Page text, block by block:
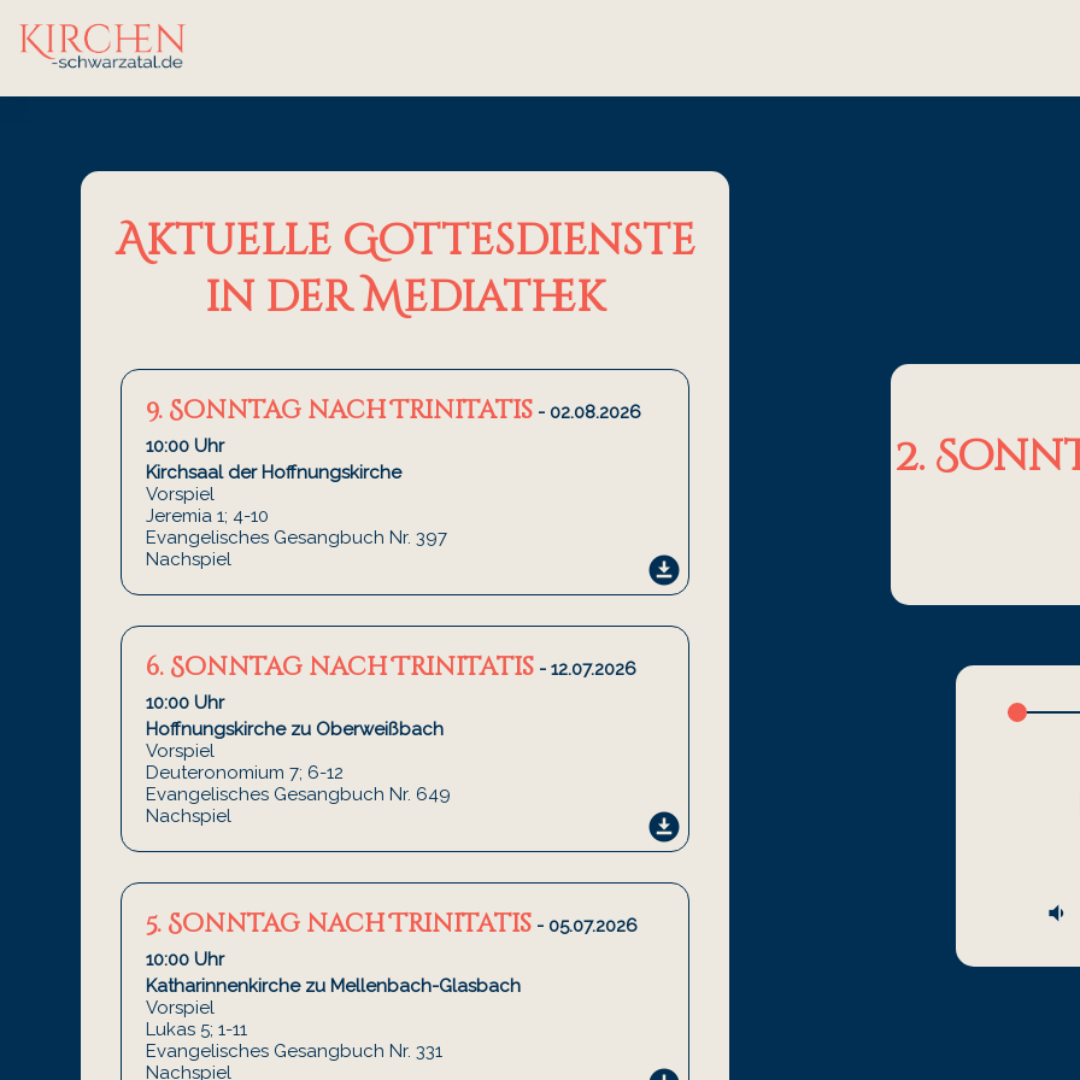
Aktuelle Gottesdienste
in der Mediathek
9. Sonntag nach Trinitatis- 02.08.2026
10:00 Uhr
Kirchsaal der Hoffnungskirche
Vorspiel
Jeremia 1; 4-10
Evangelisches Gesangbuch Nr. 397
Nachspiel
download_for_offline
6. Sonntag nach Trinitatis- 12.07.2026
10:00 Uhr
Hoffnungskirche zu Oberweißbach
Vorspiel
Deuteronomium 7; 6-12
Evangelisches Gesangbuch Nr. 649
Nachspiel
download_for_offline
5. Sonntag nach Trinitatis- 05.07.2026
10:00 Uhr
Katharinnenkirche zu Mellenbach-Glasbach
Vorspiel
Lukas 5; 1-11
Evangelisches Gesangbuch Nr. 331
Nachspiel
2.
volume_down